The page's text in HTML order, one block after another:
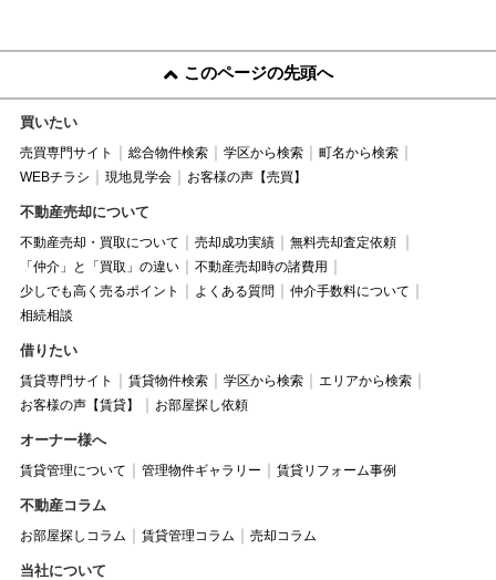
このページの先頭へ
買いたい
売買専門サイト 総合物件検索 学区から検索
町名から検索
WEBチラシ
現地見学会 お客様の声【売買】
不動産売却について
不動産売却・買取について 売却成功実績
無料売却査定依頼
「仲介」と「買取」の違い
不動産売却時の諸費用
少しでも高く売るポイント
よくある質問
仲介手数料について
相続相談
借りたい
賃貸専門サイト 賃貸物件検索 学区から検索
エリアから検索
お客様の声【賃貸】
お部屋探し依頼
オーナー様へ
賃貸管理について 管理物件ギャラリー 賃貸リフォーム事例
不動産コラム
お部屋探しコラム 賃貸管理コラム 売却コラム
当社について